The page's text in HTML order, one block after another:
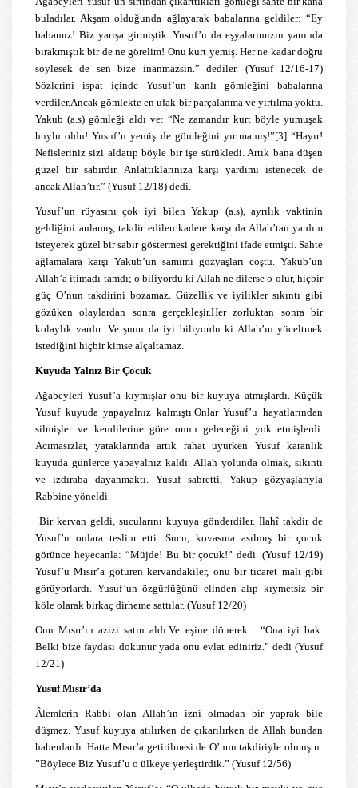
buladılar. Akşam olduğunda ağlayarak babalarına geldiler: “Ey
babamız! Biz yarışa girmiştik. Yusuf’u da eşyalarımızın yanında
bırakmıştık bir de ne görelim! Onu kurt yemiş. Her ne kadar doğru
söylesek de sen bize inanmazsın.” dediler. (Yusuf 12/16-17)
Sözlerini ispat içinde Yusuf’un kanlı gömleğini babalarına
verdiler.Ancak gömlekte en ufak bir parçalanma ve yırtılma yoktu.
Yakub (a.s) gömleği aldı ve: “Ne zamandır kurt böyle yumuşak
huylu oldu! Yusuf’u yemiş de gömleğini yırtmamış!”[3]“Hayır!
Nefisleriniz sizi aldatıp böyle bir işe sürükledi. Artık bana düşen
güzel bir sabırdır. Anlattıklarınıza karşı yardımı istenecek de
ancak Allah’tır.” (Yusuf 12/18) dedi.
Yusuf’un rüyasını çok iyi bilen Yakup (a.s), ayrılık vaktinin
geldiğini anlamış, takdir edilen kadere karşı da Allah’tan yardım
isteyerek güzel bir sabır göstermesi gerektiğini ifade etmişti. Sahte
ağlamalara karşı Yakub’un samimi gözyaşları coştu. Yakub’un
Allah’a itimadı tamdı; o biliyordu ki Allah ne dilerse o olur, hiçbir
güç O’nun takdirini bozamaz. Güzellik ve iyilikler sıkıntı gibi
gözüken olaylardan sonra gerçekleşir.Her zorluktan sonra bir
kolaylık vardır. Ve şunu da iyi biliyordu ki Allah’ın yüceltmek
istediğini hiçbir kimse alçaltamaz.
Kuyuda Yalnız Bir Çocuk
Ağabeyleri Yusuf’a kıymışlar onu bir kuyuya atmışlardı. Küçük
Yusuf kuyuda yapayalnız kalmıştı.Onlar Yusuf’u hayatlarından
silmişler ve kendilerine göre onun geleceğini yok etmişlerdi.
Acımasızlar, yataklarında artık rahat uyurken Yusuf karanlık
kuyuda günlerce yapayalnız kaldı. Allah yolunda olmak, sıkıntı
ve ızdıraba dayanmaktı. Yusuf sabretti, Yakup gözyaşlarıyla
Rabbine yöneldi.
Bir kervan geldi, sucularını kuyuya gönderdiler. İlahî takdir de
Yusuf’u onlara teslim etti. Sucu, kovasına asılmış bir çocuk
görünce heyecanla: “Müjde! Bu bir çocuk!” dedi. (Yusuf 12/19)
Yusuf’u Mısır’a götüren kervandakiler, onu bir ticaret malı gibi
görüyorlardı. Yusuf’un özgürlüğünü elinden alıp kıymetsiz bir
köle olarak birkaç dirheme sattılar. (Yusuf 12/20)
Onu Mısır’ın azizi satın aldı.Ve eşine dönerek : “Ona iyi bak.
Belki bize faydası dokunur yada onu evlat ediniriz.” dedi (Yusuf
12/21)
Yusuf Mısır’da
Âlemlerin Rabbi olan Allah’ın izni olmadan bir yaprak bile
düşmez. Yusuf kuyuya atılırken de çıkarılırken de Allah bundan
haberdardı. Hatta Mısır’a getirilmesi de O’nun takdiriyle olmuştu:
”Böylece Biz Yusuf’u o ülkeye yerleştirdik.” (Yusuf 12/56)